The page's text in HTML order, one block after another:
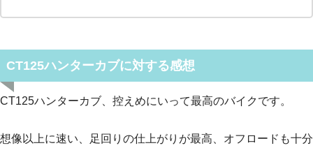
CT125ハンターカブに対する感想
CT125ハンターカブ、控えめにいって最高のバイクです。
想像以上に速い、足回りの仕上がりが最高、オフロードも十分